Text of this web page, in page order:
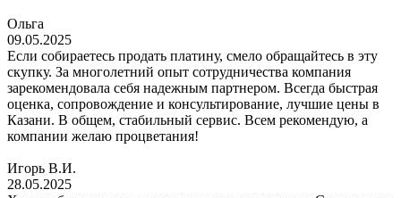
Ольга
09.05.2025
Если собираетесь продать платину, смело обращайтесь в эту
скупку. За многолетний опыт сотрудничества компания
зарекомендовала себя надежным партнером. Всегда быстрая
оценка, сопровождение и консультирование, лучшие цены в
Казани. В общем, стабильный сервис. Всем рекомендую, а
компании желаю процветания!
Игорь В.И.
28.05.2025